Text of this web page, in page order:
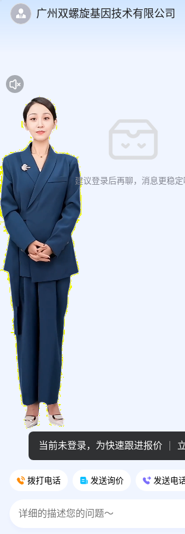
广州双螺旋基因技术有限公司
建议登录后再聊，消息更稳定
拨打电话 发送询价 发送电
当前未登录，为快速跟进报价